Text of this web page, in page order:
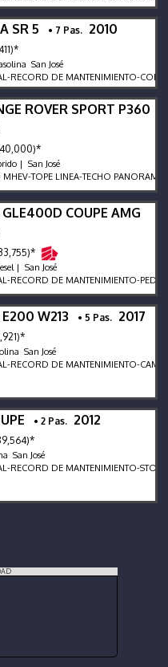
SR 5 • 7 Pas. 2010
San José
DE MANTENIMIENTO-
ROVER SPORT P360
| San José
TOPE LINEA-TECHO
COUPE AMG
| San José
DE MANTENIMIENTO-PEDIDO
W213 • 5 Pas. 2017
San José
DE MANTENIMIENTO-CAMARA
• 2 Pas. 2012
San José
DE MANTENIMIENTO-STOCK